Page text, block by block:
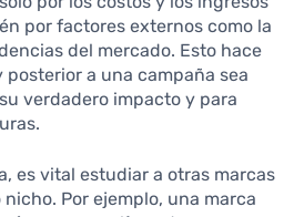
por factores externos como la
del mercado. Esto hace
a una campaña sea
verdadero impacto y para
es vital estudiar a otras marcas
Por ejemplo, una marca